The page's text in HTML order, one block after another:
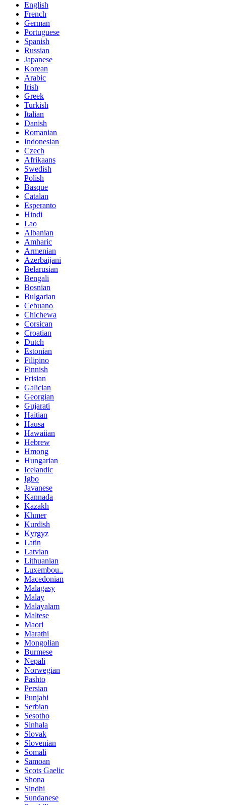
English
French
German
Portuguese
Spanish
Russian
Japanese
Korean
Arabic
Irish
Greek
Turkish
Italian
Danish
Romanian
Indonesian
Czech
Afrikaans
Swedish
Polish
Basque
Catalan
Esperanto
Hindi
Lao
Albanian
Amharic
Armenian
Azerbaijani
Belarusian
Bengali
Bosnian
Bulgarian
Cebuano
Chichewa
Corsican
Croatian
Dutch
Estonian
Filipino
Finnish
Frisian
Galician
Georgian
Gujarati
Haitian
Hausa
Hawaiian
Hebrew
Hmong
Hungarian
Icelandic
Igbo
Javanese
Kannada
Kazakh
Khmer
Kurdish
Kyrgyz
Latin
Latvian
Lithuanian
Luxembou..
Macedonian
Malagasy
Malay
Malayalam
Maltese
Maori
Marathi
Mongolian
Burmese
Nepali
Norwegian
Pashto
Persian
Punjabi
Serbian
Sesotho
Sinhala
Slovak
Slovenian
Somali
Samoan
Scots Gaelic
Shona
Sindhi
Sundanese